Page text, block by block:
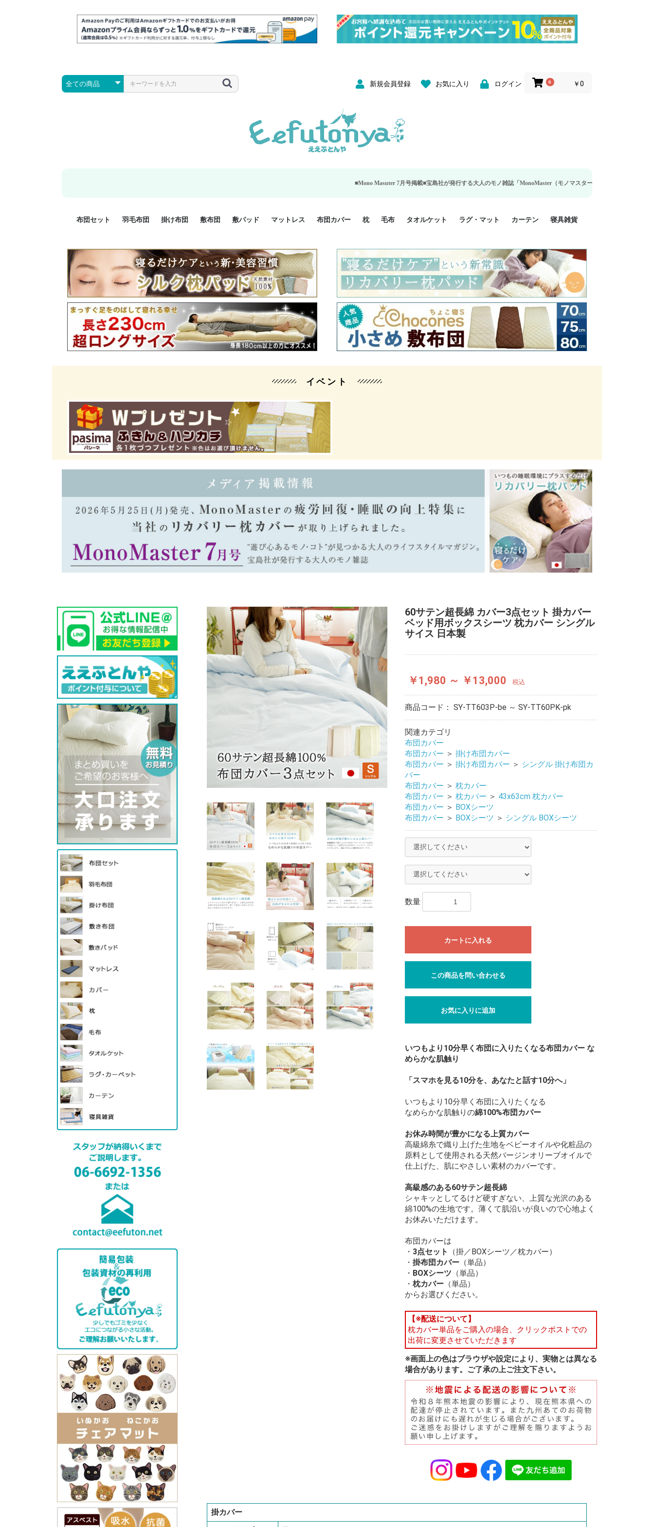
新規会員登録 お気に入り ログイン 0 ￥0
■Mono Masuter 7月号掲載■宝島社が発行する大人のモノ雑誌「MonoMaster（モノマスター）」の疲労回復・睡眠の向上特集に当
布団セット
羽毛布団セット 2点セット
3点セット
4点セット
5点セット
6点セット
エクセルゴールド
ロイヤルゴールド
マザーダックダウン
小さい布団セット
大きい布団セット
掛け布団セット 2点セット
3点セット
4点セット
6点セット
敷布団セット 2点セット
3点セット
羽毛布団
プレミアムゴールド
ロイヤルゴールド
エクセルゴールド
ニューゴールド
マザーダックダウン
マザーグースダウン
スーパーロングサイズ
洗える羽毛布団
肌掛け布団
掛け布団
防ダニ掛け布団
洗える掛け布団
小さい掛け布団
大きい掛け布団
肌掛け布団
敷布団
防ダニ敷布団
小さい敷布団 70cm幅 ミニシングル
75cm幅 ショートセミシ
ングル
80cm幅 セミシングル
大きい敷布団
機能性敷布団
敷パッド
シングルサイズ敷パッド
小さい敷パッド
大きい敷パッド
シルク敷パッド
枕パッド
シルク枕パッド
除湿シート
接触冷感パッド
暖かパッド
ガーゼケット
オーガニックコットン
ベッドパッド
パッドセット
マットレス 布団カバー
掛け布団カバー ジュニア 掛け布団カバー
シングル 掛け布団カバー
シングルロング 掛け布団
カバー
セミダブル 掛け布団カバ
ー
ダブル 掛け布団カバー
ダブルロング 掛け布団カ
バー
クィーン 掛け布団カバー
暖か 掛け布団カバー
敷布団カバー ジュニア 敷布団カバー
セミシングル 敷布団カバ
ー
シングル 敷布団カバー
シングルロング 敷布団カ
バー
ダブル 敷布団カバー
枕カバー 35x50cm 枕カバー
43x63cm 枕カバー
50x70cm 枕カバー
シルク 枕カバー
BOXシーツ シングル BOXシーツ
シングルロング BOXシー
ツ
セミダブル BOXシーツ
ダブル BOXシーツ
スーパーロング BOXシー
ツ
防ダニカバー
クッションカバー
オーガニックコットン
カバーセット カバー2点セット
カバー3点セット
枕
小さめ 35×50cm
やや小さめ 35×55cm
普通 43×63cm
大きめ 50×70cm
パイプ枕
高反発枕
低反発枕
機能性枕・その他枕
毛布 タオルケット
ハーフサイズ
シングルサイズ
セミダブルサイズ
ダブルサイズ
接触冷感
天然素材 綿100%
ラグ・マット カーテン
既成カーテンのサイズ
遮光カーテン
レース・シアーカーテン
Disney ディズニーカーテ
ン
MOOMIN ムーミンカーテ
ン
PEANUTS ピーナツカー
テン (SNOOPY スヌーピ
ー)
寝具雑貨
美容・化粧品
シルク寝具・雑貨
HURONテクノロジー リ
カバリー寝具
ソファカバー
ひざ掛け
パジャマ
クッション
玄関・フロアーマット
ペット用ベッド
インテリア
その他寝具雑貨
イベント
60サテン超長綿 カバー3点セット 掛カバー
ベッド用ボックスシーツ 枕カバー シングル
サイス 日本製
￥1,980 ～ ￥13,000 税込
商品コード： SY-TT603P-be ～ SY-TT60PK-pk
関連カテゴリ
布団カバー
布団カバー ＞ 掛け布団カバー
布団カバー ＞ 掛け布団カバー ＞ シングル 掛け布団カ
バー
布団カバー ＞ 枕カバー
布団カバー ＞ 枕カバー ＞ 43x63cm 枕カバー
布団カバー ＞ BOXシーツ
布団カバー ＞ BOXシーツ ＞ シングル BOXシーツ
数量
カートに入れる
この商品を問い合わせる
お気に入りに追加
いつもより10分早く布団に入りたくなる布団カバー な
めらかな肌触り
「スマホを見る10分を、あなたと話す10分へ」
いつもより10分早く布団に入りたくなる
なめらかな肌触りの綿100%布団カバー
お休み時間が豊かになる上質カバー
高級綿糸で織り上げた生地をベビーオイルや化粧品の
原料として使用される天然バージンオリーブオイルで
仕上げた、肌にやさしい素材のカバーです。
高級感のある60サテン超長綿
シャキッとしてるけど硬すぎない、上質な光沢のある
綿100%の生地です。薄くて肌沿いが良いので心地よく
お休みいただけます。
布団カバーは
・ 3点セット
（掛／BOXシーツ／枕カバー）
・ 掛布団カバー（単品）
・ BOXシーツ （単品）
・ 枕カバー（単品）
からお選びください。
【※配送について】
枕カバー単品をご購入の場合、クリックポストでの
出荷に変更させていただきます
※画面上の色はブラウザや設定により、実物とは異なる
場合があります。ご了承の上ご注文下さい。
掛カバー